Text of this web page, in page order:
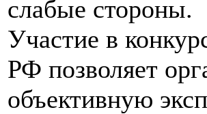
слабые стороны.
Участие в
РФ позволяет
объективную